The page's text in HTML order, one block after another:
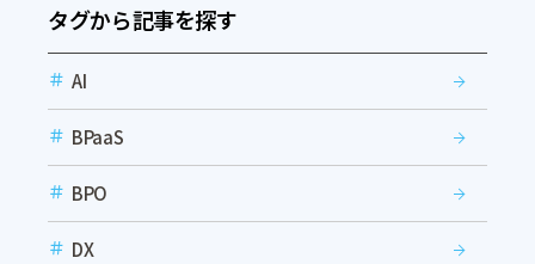
タグから記事を探す
AI
BPaaS
BPO
DX